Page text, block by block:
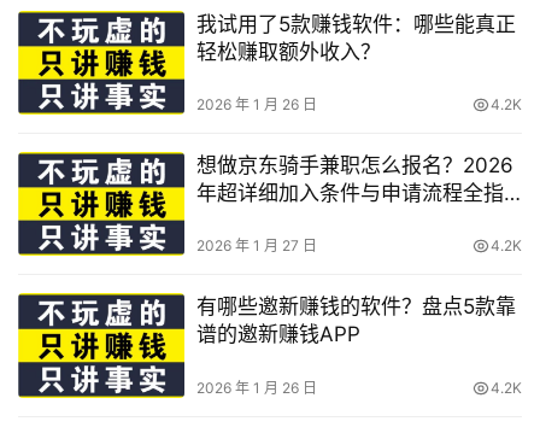
我试用了5款赚钱软件：哪些能真正
轻松赚取额外收入？
2026 年 1 月 26 日 4.2K
想做京东骑手兼职怎么报名？2026
年超详细加入条件与申请流程全指
2026 年 1 月 27 日 4.2K
有哪些邀新赚钱的软件？盘点5款靠
谱的邀新赚钱APP
2026 年 1 月 26 日 4.2K